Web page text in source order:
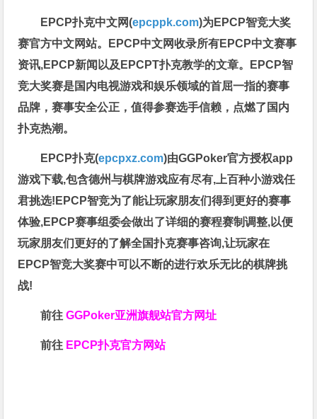
EPCP扑克中文网(epcppk.com)为EPCP智竞大奖
赛官方中文网站。EPCP中文网收录所有EPCP中文赛事
资讯,EPCP新闻以及EPCPT扑克教学的文章。EPCP智
竞大奖赛是国内电视游戏和娱乐领域的首屈一指的赛事
品牌，赛事安全公正，值得参赛选手信赖，点燃了国内
扑克热潮。
EPCP扑克(epcpxz.com)由GGPoker官方授权app
游戏下载,包含德州与棋牌游戏应有尽有,上百种小游戏任
君挑选!EPCP智竞为了能让玩家朋友们得到更好的赛事
体验,EPCP赛事组委会做出了详细的赛程赛制调整,以便
玩家朋友们更好的了解全国扑克赛事咨询,让玩家在
EPCP智竞大奖赛中可以不断的进行欢乐无比的棋牌挑
战!
前往GGPoker亚洲旗舰站官方网址
前往 EPCP扑克官方网站